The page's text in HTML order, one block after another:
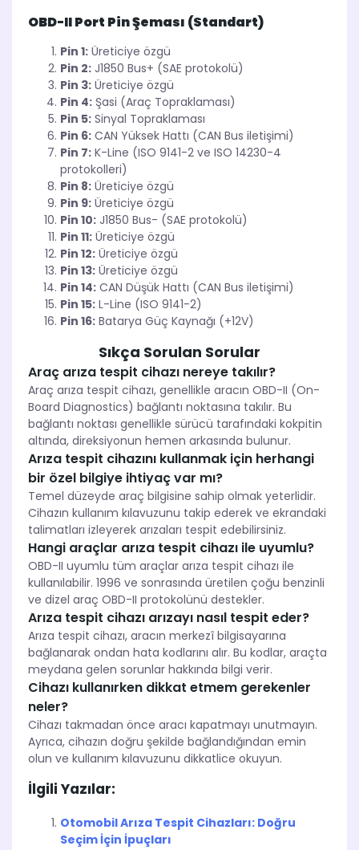
OBD-II Port Pin Şeması (Standart)
Pin 1: Üreticiye özgü
Pin 2: J1850 Bus+ (SAE protokolü)
Pin 3: Üreticiye özgü
Pin 4: Şasi (Araç Topraklaması)
Pin 5: Sinyal Topraklaması
Pin 6: CAN Yüksek Hattı (CAN Bus iletişimi)
Pin 7: K-Line (ISO 9141-2 ve ISO 14230-4
protokolleri)
Pin 8: Üreticiye özgü
Pin 9: Üreticiye özgü
Pin 10: J1850 Bus- (SAE protokolü)
Pin 11: Üreticiye özgü
Pin 12: Üreticiye özgü
Pin 13: Üreticiye özgü
Pin 14: CAN Düşük Hattı (CAN Bus iletişimi)
Pin 15: L-Line (ISO 9141-2)
Pin 16: Batarya Güç Kaynağı (+12V)
Sıkça Sorulan Sorular
Araç arıza tespit cihazı nereye takılır?
Araç arıza tespit cihazı, genellikle aracın OBD-II (On-
Board Diagnostics) bağlantı noktasına takılır. Bu
bağlantı noktası genellikle sürücü tarafındaki kokpitin
altında, direksiyonun hemen arkasında bulunur.
Arıza tespit cihazını kullanmak için herhangi
bir özel bilgiye ihtiyaç var mı?
Temel düzeyde araç bilgisine sahip olmak yeterlidir.
Cihazın kullanım kılavuzunu takip ederek ve ekrandaki
talimatları izleyerek arızaları tespit edebilirsiniz.
Hangi araçlar arıza tespit cihazı ile uyumlu?
OBD-II uyumlu tüm araçlar arıza tespit cihazı ile
kullanılabilir. 1996 ve sonrasında üretilen çoğu benzinli
ve dizel araç OBD-II protokolünü destekler.
Arıza tespit cihazı arızayı nasıl tespit eder?
Arıza tespit cihazı, aracın merkezî bilgisayarına
bağlanarak ondan hata kodlarını alır. Bu kodlar, araçta
meydana gelen sorunlar hakkında bilgi verir.
Cihazı kullanırken dikkat etmem gerekenler
neler?
Cihazı takmadan önce aracı kapatmayı unutmayın.
Ayrıca, cihazın doğru şekilde bağlandığından emin
olun ve kullanım kılavuzunu dikkatlice okuyun.
İlgili Yazılar:
Otomobil Arıza Tespit Cihazları: Doğru
Seçim İçin İpuçları